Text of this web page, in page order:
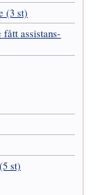
(3 st)
fått assistans­
st)